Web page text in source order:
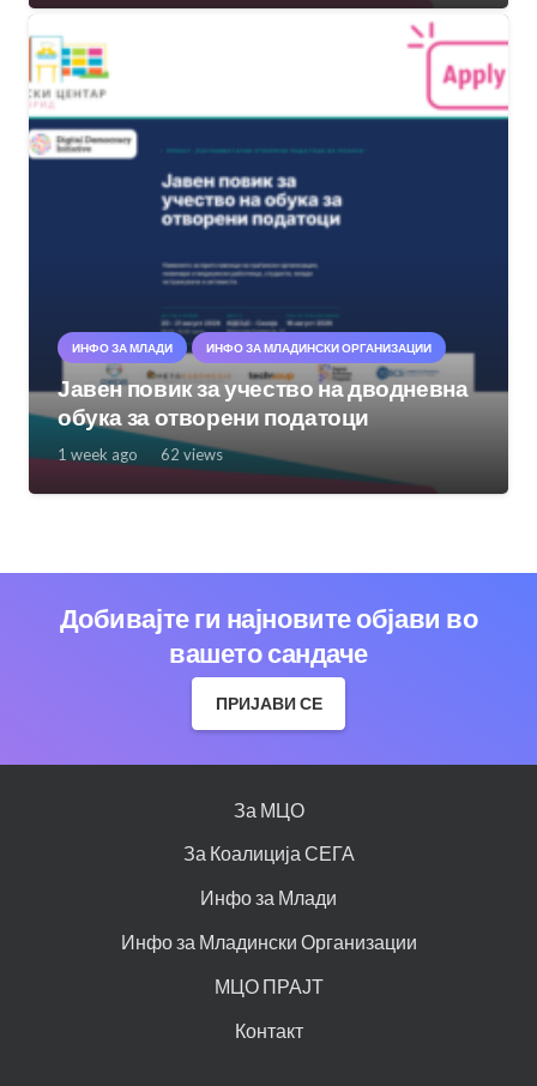
ИНФО ЗА МЛАДИ ИНФО ЗА МЛАДИНСКИ ОРГАНИЗАЦИИ
Јавен повик за учество на дводневна
обука за отворени податоци
1 week ago 62 views
Добивајте ги најновите објави во
вашето сандаче
ПРИЈАВИ СЕ
За МЦО
За Коалиција СЕГА
Инфо за Млади
Инфо за Младински Организации
МЦО ПРАЈТ
Контакт